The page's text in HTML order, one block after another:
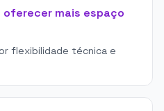
mais espaço
flexibilidade técnica e